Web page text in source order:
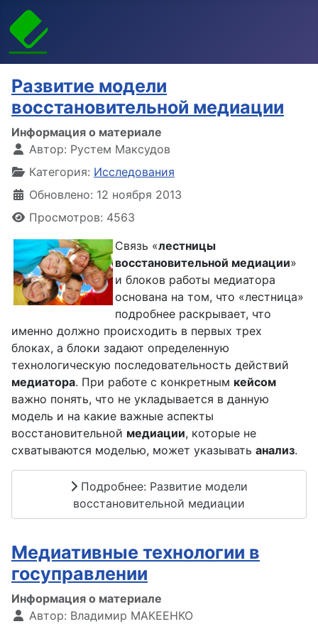
Развитие модели
восстановительной медиации
Информация о материале
Автор: Рустем Максудов
Категория: Исследования
Обновлено: 12 ноября 2013
Просмотров: 4563
Связь «лестницы
восстановительной медиации»
и блоков работы медиатора
основана на том, что «лестница»
подробнее раскрывает, что
именно должно происходить в первых трех
блоках, а блоки задают определенную
технологическую последовательность действий
медиатора. При работе с конкретным кейсом
важно понять, что не укладывается в данную
модель и на какие важные аспекты
восстановительной медиации, которые не
схватываются моделью, может указывать анализ.
Подробнее: Развитие модели
восстановительной медиации
Медиативные технологии в
госуправлении
Информация о материале
Автор: Владимир МАКЕЕНКО